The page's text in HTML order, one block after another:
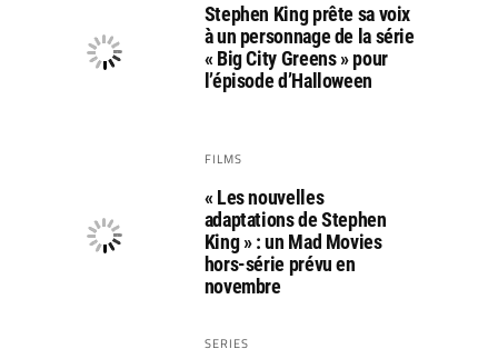
Stephen King prête sa voix
à un personnage de la série
« Big City Greens » pour
l’épisode d’Halloween
FILMS
« Les nouvelles
adaptations de Stephen
King » : un Mad Movies
hors-série prévu en
novembre
SERIES